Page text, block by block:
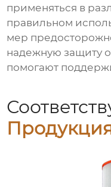
применяться в
правильном
мер
надежную защиту
помогают